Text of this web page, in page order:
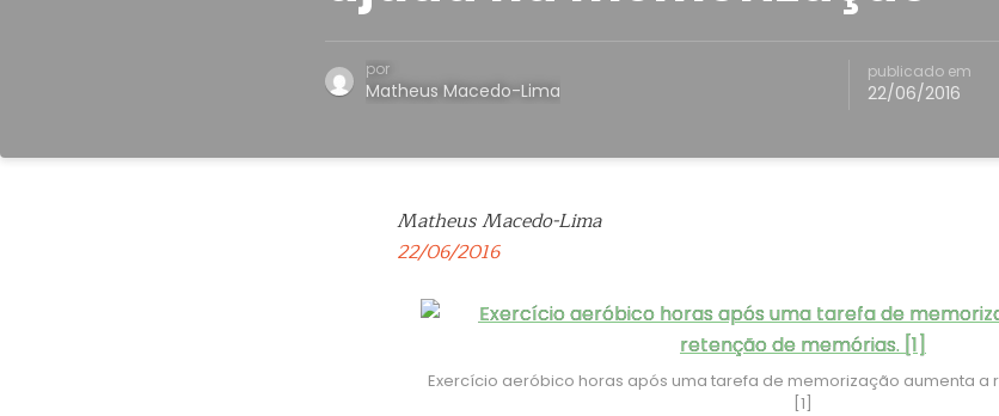
por
Matheus Macedo-Lima
publicado em
22/06/2016
Matheus Macedo-Lima
22/06/2016
Exercício aeróbico horas após uma tarefa de memorização aumenta a
[1]